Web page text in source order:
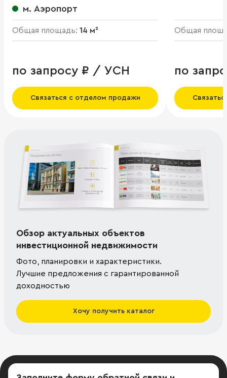
м. Аэропорт
Общая площадь: 14 м²
по запросу ₽ / УСН
Связаться с отделом продажи
Общая
по
Обзор актуальных объектов
инвестиционной недвижимости
Фото, планировки и характеристики.
Лучшие предложения с гарантированной
доходностью
Хочу получить каталог